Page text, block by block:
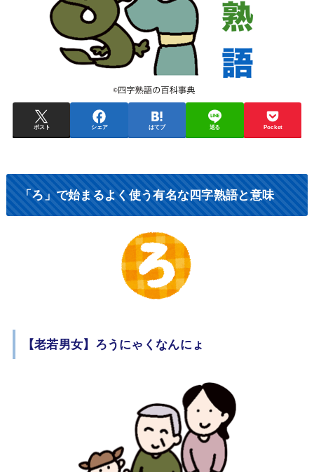
ポスト シェア はてブ 送る Pocket
「ろ」で始まるよく使う有名な四字熟語と意味
【老若男女】ろうにゃくなんにょ